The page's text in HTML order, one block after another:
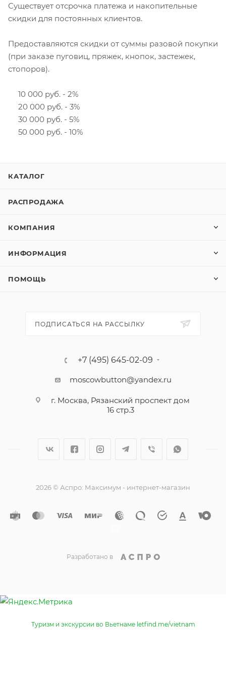
Существует отсрочка платежа и накопительные
скидки для постоянных клиентов.
Предоставляются скидки от суммы разовой покупки
(при заказе пуговиц, пряжек, кнопок, застежек,
стопоров).
10 000 руб. - 2%
20 000 руб. - 3%
30 000 руб. - 5%
50 000 руб. - 10%
КАТАЛОГ
РАСПРОДАЖА
КОМПАНИЯ
ИНФОРМАЦИЯ
ПОМОЩЬ
ПОДПИСАТЬСЯ НА РАССЫЛКУ
+7 (495) 645-02-09
moscowbutton@yandex.ru
г. Москва, Рязанский проспект дом
16 стр.3
2026 © Аспро: Максимум - интернет-магазин
Разработано в
Туризм и экскурсии во Вьетнаме letfind.me/vietnam